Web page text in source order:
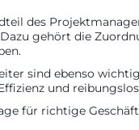
des
gehört die
sind ebenso
und
für richtige